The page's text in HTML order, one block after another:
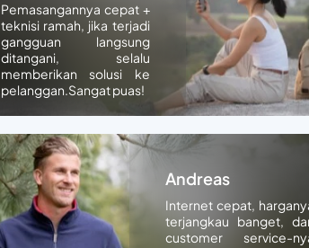
Pemasangannya cepat +
teknisi ramah, jika terjadi
gangguan langsung
ditangani, selalu
memberikan solusi ke
pelanggan.Sangat puas!
Andreas
Internet cepat,
terjangkau banget,
customer service-